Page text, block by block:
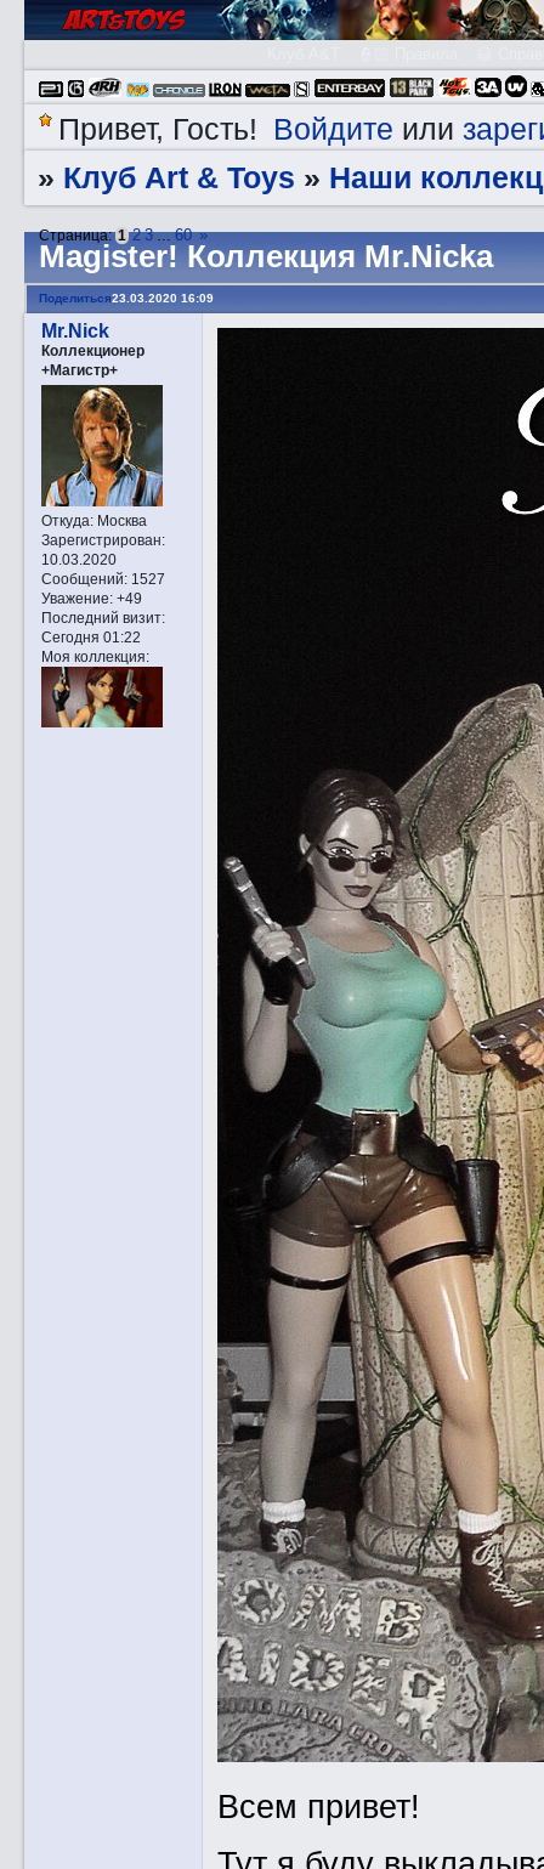
Привет, Гость! Войдите или
» Клуб Art & Toys » Наши
Magister! Коллекция Mr.Nicka
Страница:1 2 3 … 60 »
Поделиться23.03.2020 16:09
Mr.Nick
Коллекционер
+Магистр+
Откуда:Москва
Зарегистрирован:
10.03.2020
Сообщений:1527
Уважение: +49
Последний визит:
Сегодня 01:22
Моя коллекция:
Всем привет!